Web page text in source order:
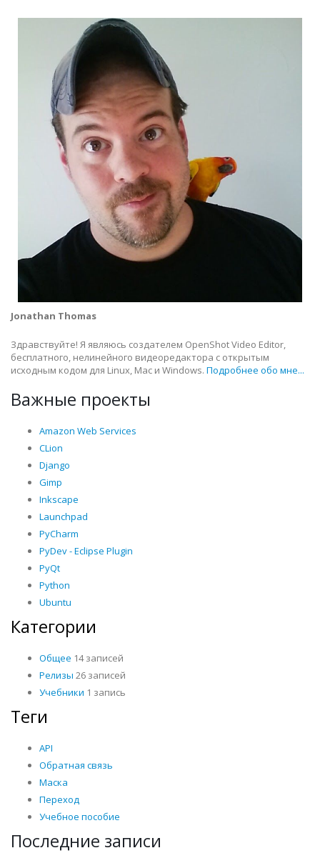
Jonathan Thomas
Здравствуйте! Я являюсь создателем OpenShot Video Editor,
бесплатного, нелинейного видеоредактора с открытым
исходным кодом для Linux, Mac и Windows. Подробнее обо мне...
Важные проекты
Amazon Web Services
CLion
Django
Gimp
Inkscape
Launchpad
PyCharm
PyDev - Eclipse Plugin
PyQt
Python
Ubuntu
Категории
Общее 14 записей
Релизы 26 записей
Учебники 1 запись
Теги
API
Обратная связь
Маска
Переход
Учебное пособие
Последние записи